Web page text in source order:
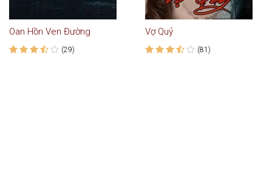
Oan Hồn Ven Đường
(29)
Vợ Quỷ
(81)